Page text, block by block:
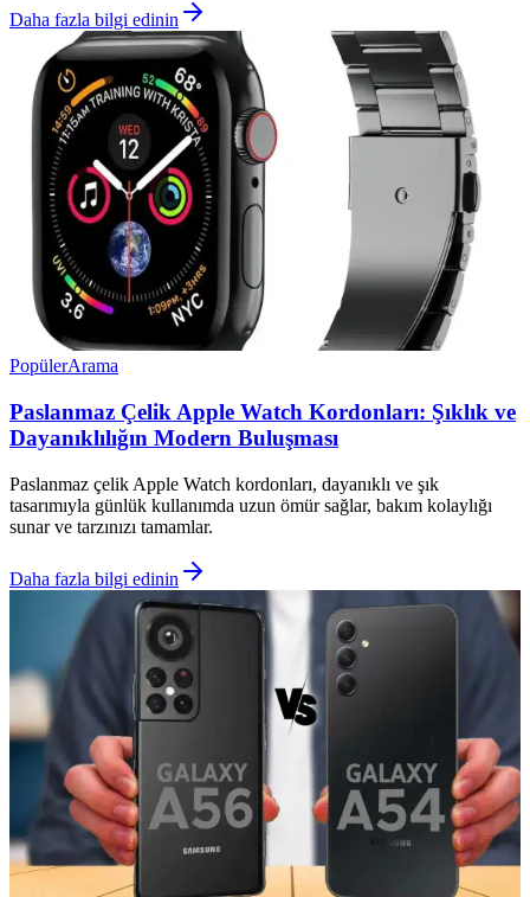
Daha fazla bilgi edinin
PopülerArama
Paslanmaz Çelik Apple Watch Kordonları: Şıklık ve
Dayanıklılığın Modern Buluşması
Paslanmaz çelik Apple Watch kordonları, dayanıklı ve şık
tasarımıyla günlük kullanımda uzun ömür sağlar, bakım kolaylığı
sunar ve tarzınızı tamamlar.
Daha fazla bilgi edinin